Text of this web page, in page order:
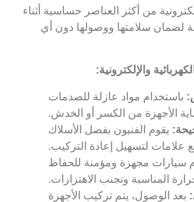
من أكثر العناصر حساسية أثناء
لضمان سلامتها ووصولها دون أي
والإلكترونية:
باستخدام مواد عازلة للصدمات
الأجهزة من الكسر أو الخدش.
يقوم الفنيون بفصل الأسلاك
علامات لتسهيل إعادة التركيب.
سيارات مجهزة ومؤمنة للحفاظ
المناسبة وتجنب الاهتزازات.
بعد الوصول، يتم تركيب الأجهزة